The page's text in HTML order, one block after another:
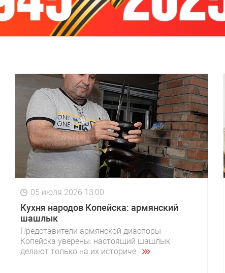
05 июля 2026 13:00
Кухня народов Копейска: армянский
шашлык
Представители армянской диаспоры
Копейска уверены: настоящий шашлык
делают только на их историче...